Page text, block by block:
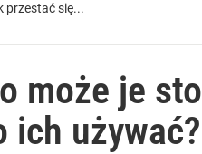
przestać się...
może je
ich używać?